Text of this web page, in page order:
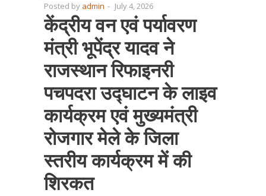
Posted by admin - July 4, 2026
केंद्रीय वन एवं पर्यावरण
मंत्री भूपेंद्र यादव ने
राजस्थान रिफाइनरी
पचपदरा उद्घाटन के लाइव
कार्यक्रम एवं मुख्यमंत्री
रोजगार मेले के जिला
स्तरीय कार्यक्रम में की
शिरकत